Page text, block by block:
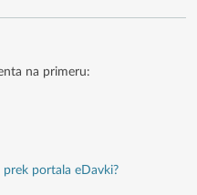
na primeru:
portala eDavki?